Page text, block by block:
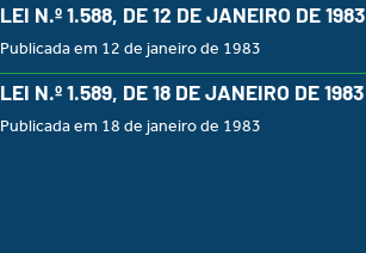
LEI N.º 1.588, DE 12 DE JANEIRO DE 1983
Publicada em 12 de janeiro de 1983
LEI N.º 1.589, DE 18 DE JANEIRO DE 1983
Publicada em 18 de janeiro de 1983